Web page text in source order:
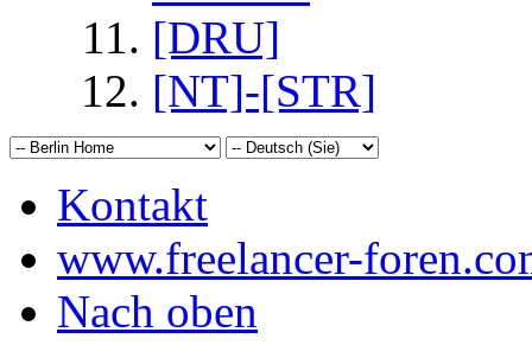
[DRU]
[NT]-[STR]
Kontakt
www.freelancer-
Nach oben